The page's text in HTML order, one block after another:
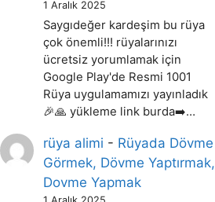
1 Aralık 2025
Saygıdeğer kardeşim bu rüya
çok önemli!!! rüyalarınızı
ücretsiz yorumlamak için
Google Play'de Resmi 1001
Rüya uygulamamızı yayınladık
🎉🙏 yükleme link burda➡️…
rüya alimi - Rüyada Dövme
Görmek, Dövme Yaptırmak,
Dovme Yapmak